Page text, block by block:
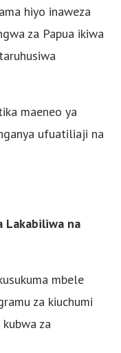
hiyo inaweza
za Papua ikiwa
maeneo ya
ufuatiliaji na
Lakabiliwa na
mbele
za kiuchumi
za